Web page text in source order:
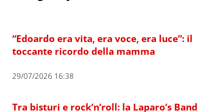
“Edoardo era vita, era voce, era luce”: il
toccante ricordo della mamma
29/07/2026 16:38
Tra bisturi e rock’n’roll: la Laparo’s Band